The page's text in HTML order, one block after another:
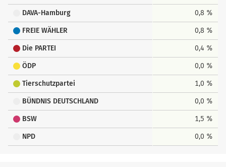
DAVA-Hamburg 0,8 %
FREIE WÄHLER 0,8 %
Die PARTEI 0,4 %
ÖDP 0,0 %
Tierschutzpartei 1,0 %
BÜNDNIS DEUTSCHLAND 0,0 %
BSW 1,5 %
NPD 0,0 %